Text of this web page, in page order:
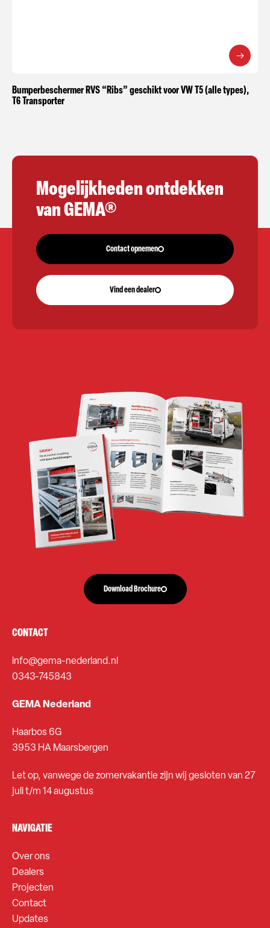
Bumperbeschermer RVS “Ribs” geschikt voor VW T5 (alle types),
T6 Transporter
Mogelijkheden ontdekken
van GEMA®
Contact opnemen
Vind een dealer
Download Brochure
CONTACT
info@gema-nederland.nl
0343-745843
GEMA Nederland
Haarbos 6G
3953 HA Maarsbergen
Let op, vanwege de zomervakantie zijn wij gesloten van 27
juli t/m 14 augustus
NAVIGATIE
Over ons
Dealers
Projecten
Contact
Updates